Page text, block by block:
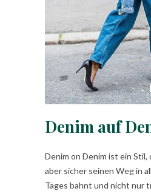
Denim auf
Denim on Denim ist ein Stil,
aber sicher seinen Weg in
Tages bahnt und nicht nur